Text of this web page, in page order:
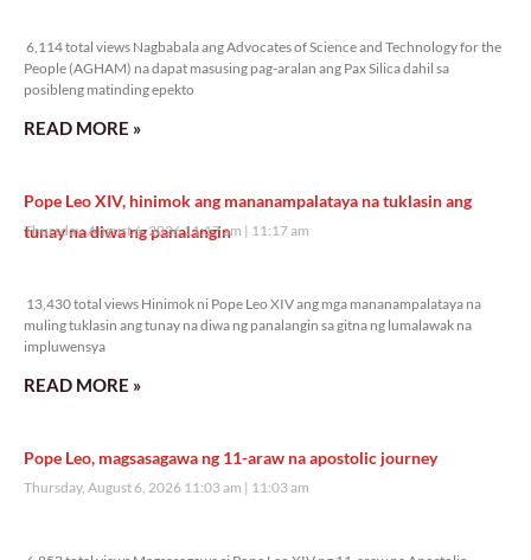
6,114 total views Nagbabala ang Advocates of Science and Technology for the
People (AGHAM) na dapat masusing pag-aralan ang Pax Silica dahil sa
posibleng matinding epekto
READ MORE »
Pope Leo XIV, hinimok ang mananampalataya na tuklasin ang
tunay na diwa ng panalangin
Thursday, August 6, 2026 11:17 am 11:17 am
13,430 total views Hinimok ni Pope Leo XIV ang mga mananampalataya na
muling tuklasin ang tunay na diwa ng panalangin sa gitna ng lumalawak na
impluwensya
READ MORE »
Pope Leo, magsasagawa ng 11-araw na apostolic journey
Thursday, August 6, 2026 11:03 am 11:03 am